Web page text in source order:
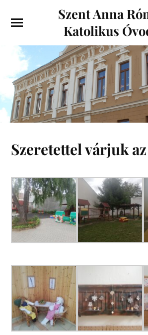
Szent Anna
Katolikus
Szeretettel várjuk